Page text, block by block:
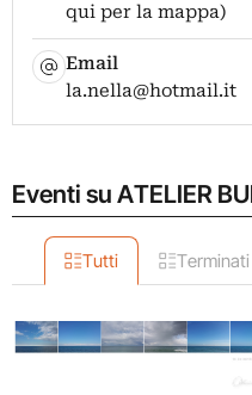
qui per la mappa)
Email
la.nella@hotmail.it
Eventi su ATELIER
Tutti Terminati